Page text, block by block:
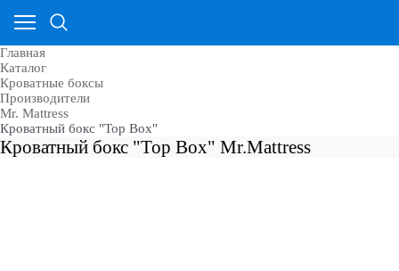
Главная
Каталог
Кроватные боксы
Производители
Mr. Mattress
Кроватный бокс "Top Box"
Кроватный бокс "Top Box" Mr.Mattress